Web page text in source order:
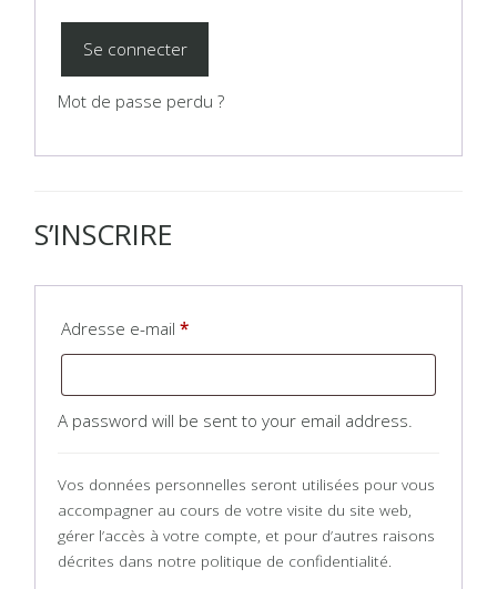
Se connecter
Mot de passe perdu ?
S’INSCRIRE
Adresse e-mail*
A password will be sent to your email address.
Vos données personnelles seront utilisées pour vous
accompagner au cours de votre visite du site web,
gérer l’accès à votre compte, et pour d’autres raisons
décrites dans notre politique de confidentialité